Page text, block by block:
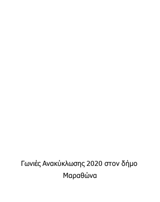
Γωνιές Ανακύκλωσης 2020 στον δήμο
Μαραθώνα